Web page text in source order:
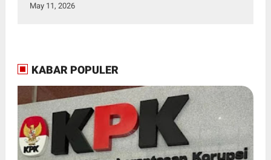
May 11, 2026
KABAR POPULER